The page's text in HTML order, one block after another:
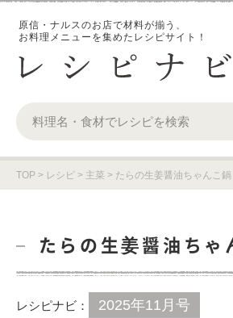
原信・ナルスのお店で材料が揃う、
お料理メニューを集めたレシピサイト！
TOP > レシピ > 主菜 > たらの生姜醤油ちゃんこ鍋
たらの生姜醤油ちゃ
レシピナビ： 2025年11月号